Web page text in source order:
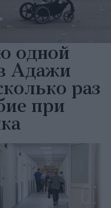
одной
Адажи
раз
при